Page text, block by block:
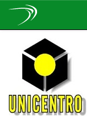
navigation